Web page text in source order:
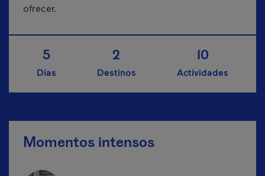
ofrecer.
Días
5
Destinos
2
Actividades
10
Momentos intensos